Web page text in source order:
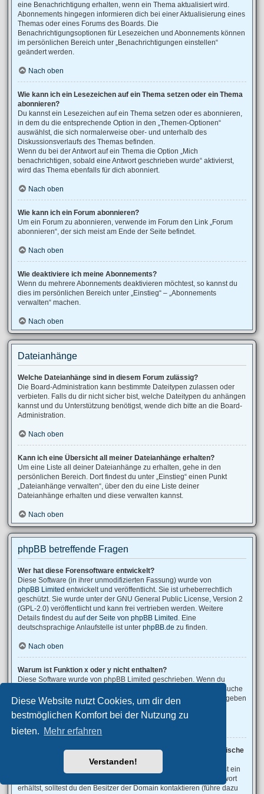
Diese Website nutzt Cookies, um dir den
bestmöglichen Komfort bei der Nutzung zu
bieten. Mehr erfahren
Verstanden!
eine Benachrichtigung erhalten, wenn ein Thema aktualisiert wird.
Abonnements hingegen informieren dich bei einer Aktualisierung eines
Themas oder eines Forums des Boards. Die
Benachrichtigungsoptionen für Lesezeichen und Abonnements können
im persönlichen Bereich unter „Benachrichtigungen einstellen“
geändert werden.
Nach oben
Wie kann ich ein Lesezeichen auf ein Thema setzen oder ein Thema
abonnieren?
Du kannst ein Lesezeichen auf ein Thema setzen oder es abonnieren,
in dem du die entsprechende Option in den „Themen-Optionen“
auswählst, die sich normalerweise ober- und unterhalb des
Diskussionsverlaufs des Themas befinden.
Wenn du bei der Antwort auf ein Thema die Option „Mich
benachrichtigen, sobald eine Antwort geschrieben wurde“ aktivierst,
wird das Thema ebenfalls für dich abonniert.
Nach oben
Wie kann ich ein Forum abonnieren?
Um ein Forum zu abonnieren, verwende im Forum den Link „Forum
abonnieren“, der sich meist am Ende der Seite befindet.
Nach oben
Wie deaktiviere ich meine Abonnements?
Wenn du mehrere Abonnements deaktivieren möchtest, so kannst du
dies im persönlichen Bereich unter „Einstieg“ – „Abonnements
verwalten“ machen.
Nach oben
Dateianhänge
Welche Dateianhänge sind in diesem Forum zulässig?
Die Board-Administration kann bestimmte Dateitypen zulassen oder
verbieten. Falls du dir nicht sicher bist, welche Dateitypen du anhängen
kannst und du Unterstützung benötigst, wende dich bitte an die Board-
Administration.
Nach oben
Kann ich eine Übersicht all meiner Dateianhänge erhalten?
Um eine Liste all deiner Dateianhänge zu erhalten, gehe in den
persönlichen Bereich. Dort findest du unter „Einstieg“ einen Punkt
„Dateianhänge verwalten“, über den du eine Liste deiner
Dateianhänge erhalten und diese verwalten kannst.
Nach oben
phpBB betreffende Fragen
Wer hat diese Forensoftware entwickelt?
Diese Software (in ihrer unmodifizierten Fassung) wurde von
phpBB Limited entwickelt und veröffentlicht. Sie ist urheberrechtlich
geschützt. Sie wurde unter der GNU General Public License, Version 2
(GPL-2.0) veröffentlicht und kann frei vertrieben werden. Weitere
Details findest du auf der Seite von phpBB Limited . Eine
deutschsprachige Anlaufstelle ist unter phpBB.de zu finden.
Nach oben
Warum ist Funktion x oder y nicht enthalten?
Diese Software wurde von phpBB Limited geschrieben. Wenn du
denkst, dass eine Funktion implementiert werden sollte, dann besuche
phpBB Ideas, wo du deine Stimme für bestehende Vorschläge abgeben
oder neue Funktionen vorschlagen kannst.
Nach oben
An wen soll ich mich wenden, falls es Beschwerden oder juristische
Anfragen zu diesem Forum gibt?
Jeder Administrator, der auf der „Das Team“-Seite aufgeführt ist, ist ein
geeigneter Kontakt für deine Beschwerde. Wenn du so keine Antwort
erhältst, solltest du den Besitzer der Domain kontaktieren (führe dazu